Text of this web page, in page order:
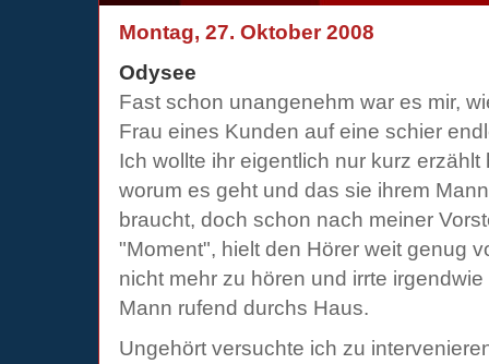
Montag, 27. Oktober 2008
Odysee
Fast schon unangenehm war es mir,
Frau eines Kunden auf eine schier
Ich wollte ihr eigentlich nur kurz
worum es geht und das sie ihrem
braucht, doch schon nach meiner
"Moment", hielt den Hörer weit genug
nicht mehr zu hören und irrte
Mann rufend durchs Haus.
Ungehört versuchte ich zu